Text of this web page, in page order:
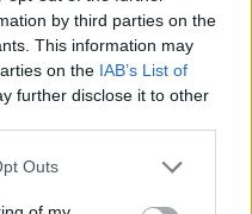
by third parties on the
This information may
on the IAB’s List of
further disclose it to other
Outs